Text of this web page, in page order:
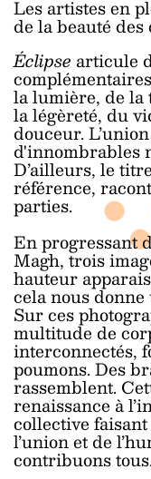
Les artistes en
de la beauté
Éclipse articule
la lumière, de
la légèreté, du
douceur.
d'innombrables
D’ailleurs, le
référence,
parties.
En progressant
Magh, trois
hauteur
cela nous
Sur ces
multitude de
interconnectés,
poumons. Des
rassemblent.
renaissance à
collective
l’union et de
contribuons tous.